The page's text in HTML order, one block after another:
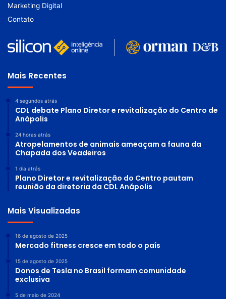
Marketing Digital
Contato
Mais Recentes
4 segundos atrás
CDL debate Plano Diretor e revitalização do Centro de
Anápolis
24 horas atrás
Atropelamentos de animais ameaçam a fauna da
Chapada dos Veadeiros
1 dia atrás
Plano Diretor e revitalização do Centro pautam
reunião da diretoria da CDL Anápolis
Mais Visualizadas
16 de agosto de 2025
Mercado fitness cresce em todo o país
15 de agosto de 2025
Donos de Tesla no Brasil formam comunidade
exclusiva
5 de maio de 2024